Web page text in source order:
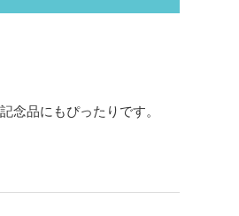
念品にもぴったりです。